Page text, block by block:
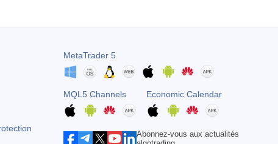
MetaTrader 5
MQL5 Channels Economic Calendar
Abonnez-vous aux actualités